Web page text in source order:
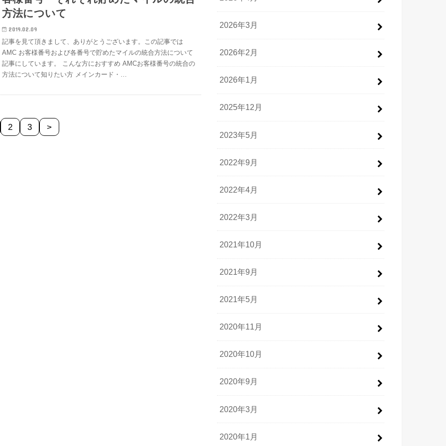
方法について
2019.02.09
記事を見て頂きまして、ありがとうございます。この記事では
AMC お客様番号および各番号で貯めたマイルの統合方法について
記事にしています。 こんな方におすすめ AMCお客様番号の統合の
方法について知りたい方 メインカード・…
2 3 >
2026年3月
2026年2月
2026年1月
2025年12月
2023年5月
2022年9月
2022年4月
2022年3月
2021年10月
2021年9月
2021年5月
2020年11月
2020年10月
2020年9月
2020年3月
2020年1月